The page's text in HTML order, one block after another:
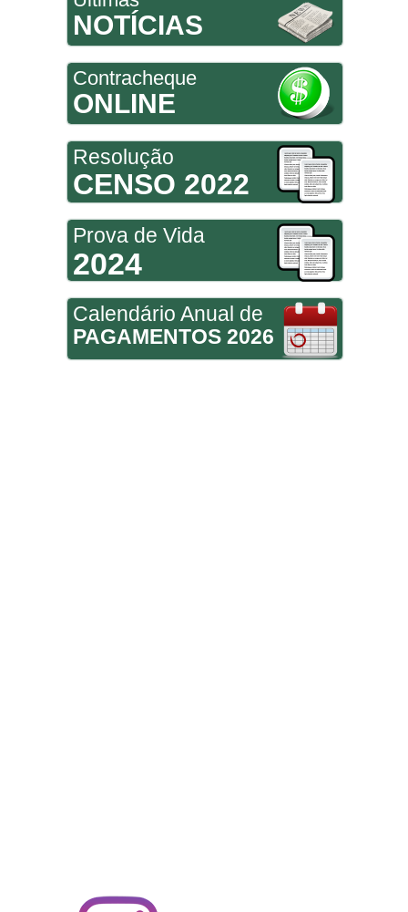
NOTÍCIAS
Contracheque
ONLINE
Resolução
CENSO 2022
Prova de Vida
2024
Calendário Anual de
PAGAMENTOS 2026